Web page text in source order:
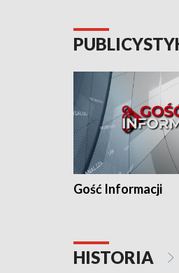
Gość Informacji
HISTORIA